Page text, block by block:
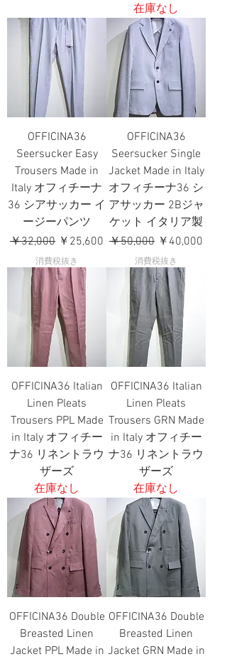
在庫なし
OFFICINA36
Seersucker Easy
Trousers Made in
Italy オフィチーナ
36 シアサッカー イ
ージーパンツ
通常価格
￥32,000 セール価格
￥25,600
消費税抜き
OFFICINA36
Seersucker Single
Jacket Made in Italy
オフィチーナ36 シ
アサッカー 2Bジャ
ケット イタリア製
通常価格
￥50,000 セール価格
￥40,000
消費税抜き
OFFICINA36 Italian
Linen Pleats
Trousers PPL Made
in Italy オフィチー
ナ36 リネントラウ
ザーズ
在庫なし
OFFICINA36 Italian
Linen Pleats
Trousers GRN Made
in Italy オフィチー
ナ36 リネントラウ
ザーズ
在庫なし
OFFICINA36 Double
Breasted Linen
Jacket PPL Made in
OFFICINA36 Double
Breasted Linen
Jacket GRN Made in